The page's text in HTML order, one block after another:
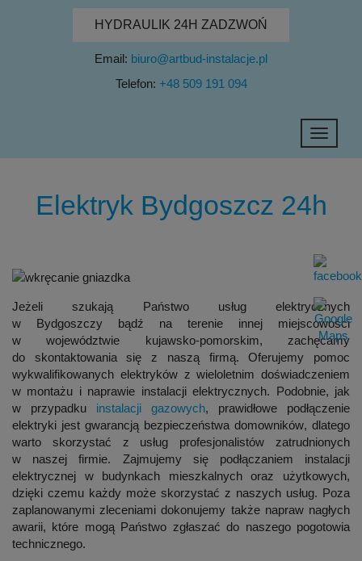
HYDRAULIK 24H ZADZWOŃ
Email: biuro@artbud-instalacje.pl
Telefon: +48 509 191 094
Toggle
Elektryk Bydgoszcz 24h
Jeżeli szukają Państwo usług elektrycznych
w Bydgoszczy bądź na terenie innej miejscowości
w województwie kujawsko-pomorskim, zachęcamy
do skontaktowania się z naszą firmą. Oferujemy pomoc
wykwalifikowanych elektryków z wieloletnim doświadczeniem
w montażu i naprawie instalacji elektrycznych. Podobnie, jak
w przypadku instalacji gazowych, prawidłowe podłączenie
elektryki jest gwarancją bezpieczeństwa domowników, dlatego
warto skorzystać z usług profesjonalistów zatrudnionych
w naszej firmie. Zajmujemy się podłączaniem instalacji
elektrycznej w budynkach mieszkalnych oraz użytkowych,
dzięki czemu każdy może skorzystać z naszych usług. Poza
zaplanowanymi zleceniami dokonujemy także napraw nagłych
awarii, które mogą Państwo zgłaszać do naszego pogotowia
technicznego.